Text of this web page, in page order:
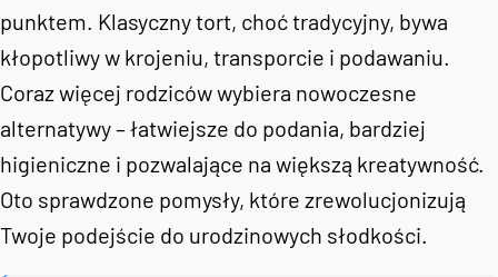
punktem. Klasyczny tort, choć tradycyjny, bywa
kłopotliwy w krojeniu, transporcie i podawaniu.
Coraz więcej rodziców wybiera nowoczesne
alternatywy – łatwiejsze do podania, bardziej
higieniczne i pozwalające na większą kreatywność.
Oto sprawdzone pomysły, które zrewolucjonizują
Twoje podejście do urodzinowych słodkości.